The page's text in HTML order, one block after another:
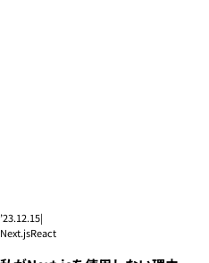
’23.12.15|
Next.jsReact